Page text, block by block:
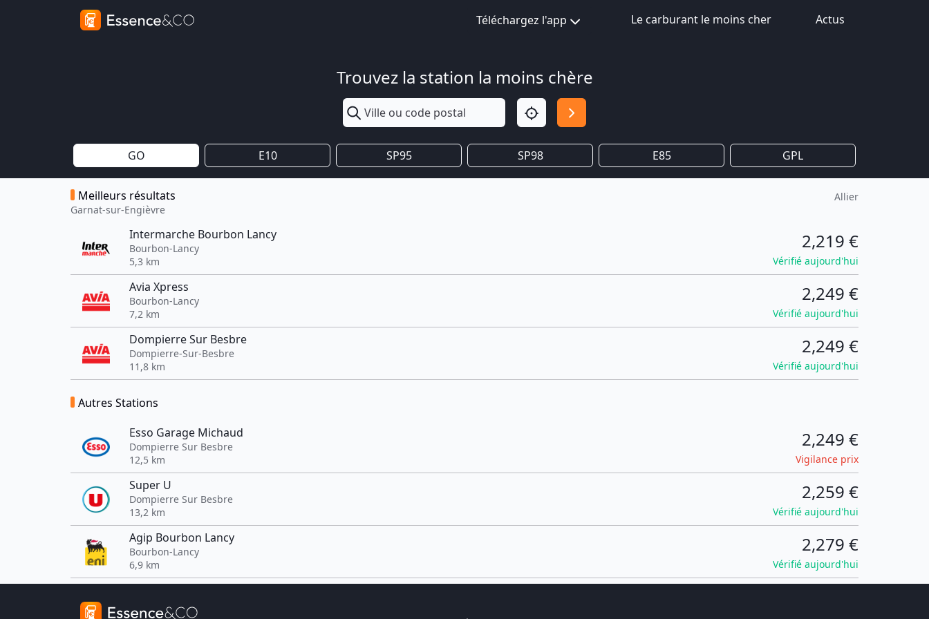
Téléchargez l'app Le carburant le moins cher Actus
Trouvez la station la moins chère
GO E10 SP95 SP98 E85 GPL
Meilleurs résultats
Garnat-sur-Engièvre
Allier
Intermarche Bourbon Lancy
Bourbon-Lancy
5,3 km
2,219 €
Vérifié aujourd'hui
Avia Xpress
Bourbon-Lancy
7,2 km
2,249 €
Vérifié aujourd'hui
Dompierre Sur Besbre
Dompierre-Sur-Besbre
11,8 km
2,249 €
Vérifié aujourd'hui
Autres Stations
Esso Garage Michaud
Dompierre Sur Besbre
12,5 km
2,249 €
Vigilance prix
Super U
Dompierre Sur Besbre
13,2 km
2,259 €
Vérifié aujourd'hui
Agip Bourbon Lancy
Bourbon-Lancy
6,9 km
2,279 €
Vérifié aujourd'hui